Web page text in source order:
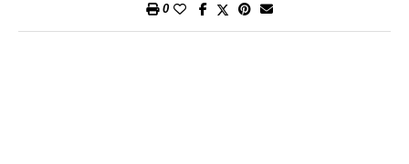
Una mappetta trasparente
0